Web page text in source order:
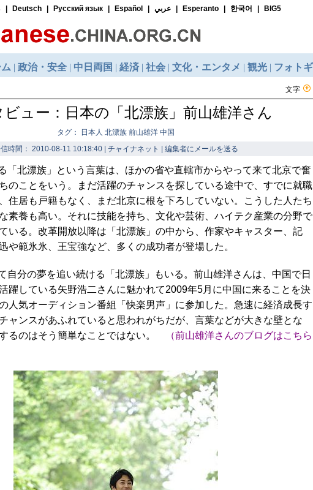
文字
ビュー：日本の「北漂族」前山雄洋さん
タグ： 日本人 北漂族 前山雄洋 中国
時間： 2010-08-11 10:18:40 | チャイナネット | 編集者にメールを送る
「北漂族」という言葉は、ほかの省や直轄市からやって来て北京で奮
のことをいう。まだ活躍のチャンスを探している途中で、すでに就職
住居も戸籍もなく、まだ北京に根を下ろしていない。こうした人たち
素養も高い。それに技能を持ち、文化や芸術、ハイテク産業の分野で
いる。改革開放以降は「北漂族」の中から、作家やキャスター、記
や範氷氷、王宝強など、多くの成功者が登場した。
自分の夢を追い続ける「北漂族」もいる。前山雄洋さんは、中国で日
躍している矢野浩二さんに魅かれて2009年5月に中国に来ることを決
人気オーディション番組「快楽男声」に参加した。急速に経済成長す
ャンスがあふれていると思われがちだが、言葉などが大きな壁とな
るのはそう簡単なことではない。
（前山雄洋さんのブログはこちら